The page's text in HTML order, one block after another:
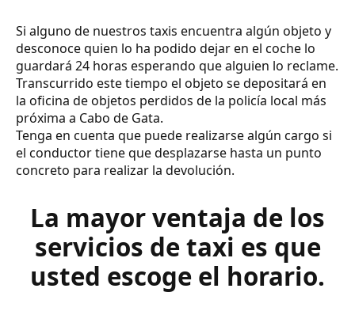
Si alguno de nuestros taxis encuentra algún objeto y
desconoce quien lo ha podido dejar en el coche lo
guardará 24 horas esperando que alguien lo reclame.
Transcurrido este tiempo el objeto se depositará en
la oficina de objetos perdidos de la policía local más
próxima a Cabo de Gata.
Tenga en cuenta que puede realizarse algún cargo si
el conductor tiene que desplazarse hasta un punto
concreto para realizar la devolución.
La mayor ventaja de los
servicios de taxi es que
usted escoge el horario.